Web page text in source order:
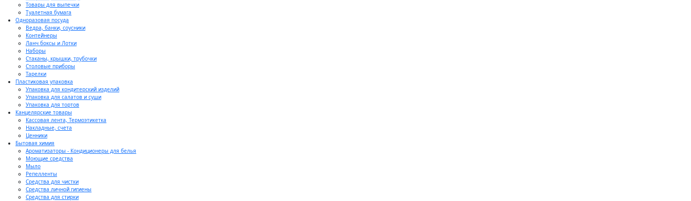
Товары для выпечки
Туалетная бумага
Одноразовая посуда
Ведра, банки, соусники
Контейнеры
Ланч боксы и Лотки
Наборы
Стаканы, крышки, трубочки
Столовые приборы
Тарелки
Пластиковая упаковка
Упаковка для кондитерский изделий
Упаковка для салатов и суши
Упаковка для тортов
Канцелярские товары
Кассовая лента, Термоэтикетка
Накладные, счета
Ценники
Бытовая химия
Ароматизаторы - Кондиционеры для белья
Моющие средства
Мыло
Репелленты
Средства для чистки
Средства личной гигиены
Средства для стирки